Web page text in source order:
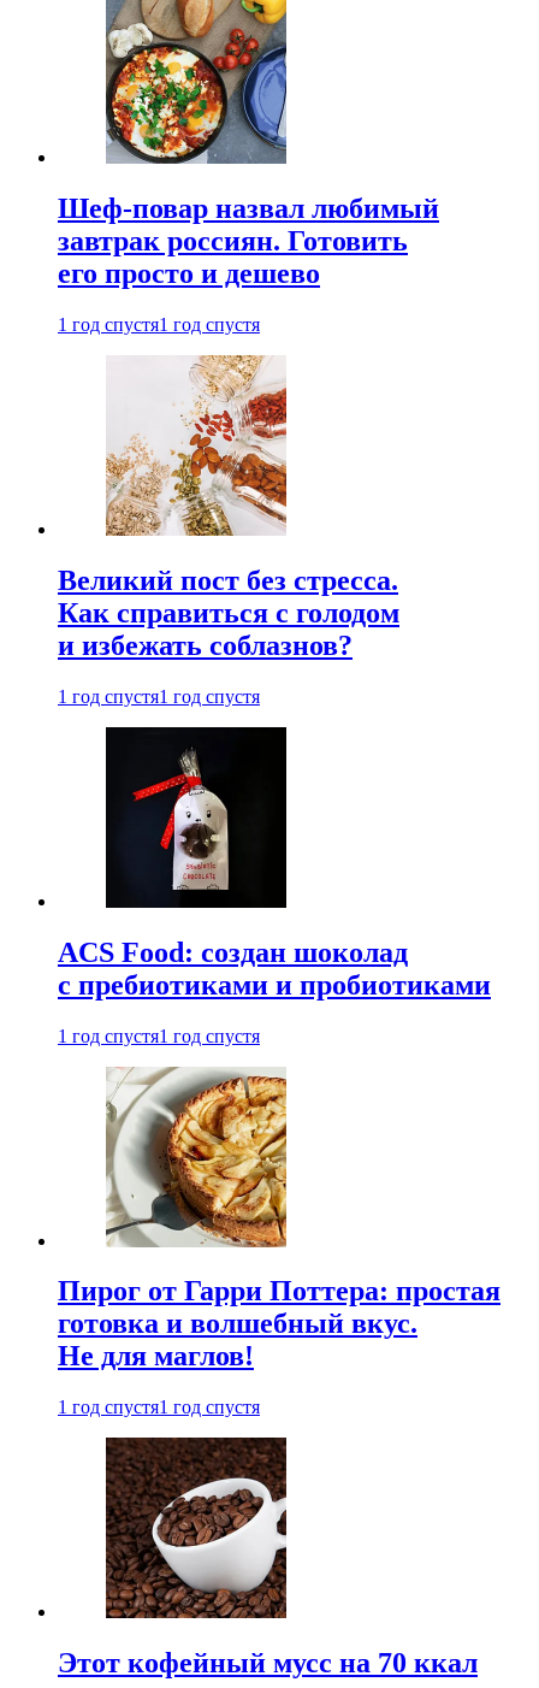
Шеф-повар назвал любимый
завтрак россиян. Готовить
его просто и дешево
1 год спустя1 год спустя
Великий пост без стресса.
Как справиться с голодом
и избежать соблазнов?
1 год спустя1 год спустя
ACS Food: создан шоколад
с пребиотиками и пробиотиками
1 год спустя1 год спустя
Пирог от Гарри Поттера: простая
готовка и волшебный вкус.
Не для маглов!
1 год спустя1 год спустя
Этот кофейный мусс на 70 ккал